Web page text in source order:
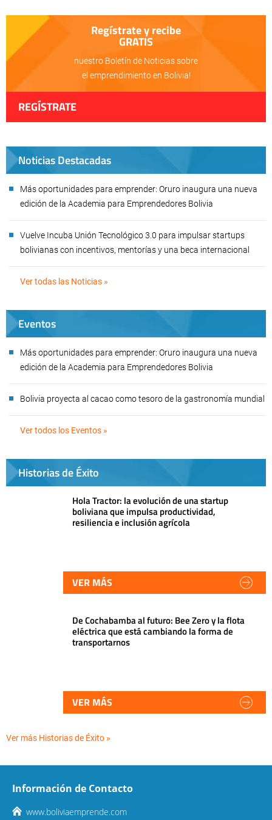
Regístrate y recibe
GRATIS
nuestro Boletín de Noticias sobre
el emprendimiento en Bolivia!
REGÍSTRATE
Noticias Destacadas
Más oportunidades para emprender: Oruro inaugura una nueva
edición de la Academia para Emprendedores Bolivia
Vuelve Incuba Unión Tecnológico 3.0 para impulsar startups
bolivianas con incentivos, mentorías y una beca internacional
Ver todas las Noticias »
Eventos
Más oportunidades para emprender: Oruro inaugura una nueva
edición de la Academia para Emprendedores Bolivia
Bolivia proyecta al cacao como tesoro de la gastronomía mundial
Ver todos los Eventos »
Historias de Éxito
Hola Tractor: la evolución de una startup
boliviana que impulsa productividad,
resiliencia e inclusión agrícola
VER MÁS
De Cochabamba al futuro: Bee Zero y la flota
eléctrica que está cambiando la forma de
transportarnos
VER MÁS
Ver más Historias de Éxito »
Información de Contacto
www.boliviaemprende.com